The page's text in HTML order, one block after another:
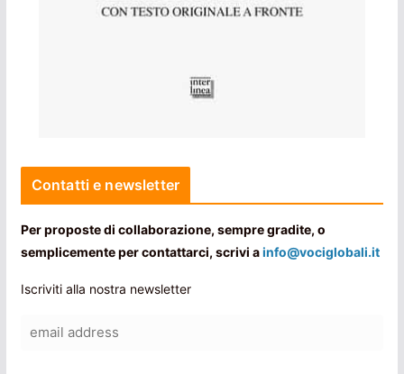
Contatti e newsletter
Per proposte di collaborazione, sempre gradite, o
semplicemente per contattarci, scrivi ainfo@vociglobali.it
Iscriviti alla nostra newsletter